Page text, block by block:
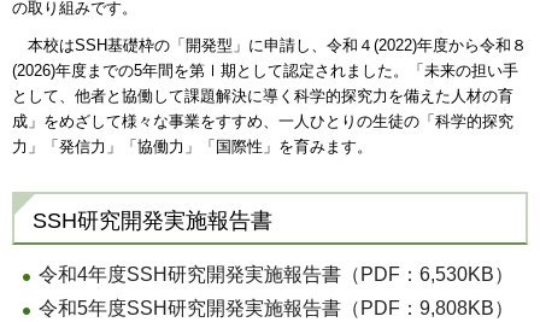
の取り組みです。
本校はSSH基礎枠の「開発型」に申請し、令和４(2022)年度から令和８
(2026)年度までの5年間を第Ⅰ期として認定されました。「未来の担い手
として、他者と協働して課題解決に導く科学的探究力を備えた人材の育
成」をめざして様々な事業をすすめ、一人ひとりの生徒の「科学的探究
力」「発信力」「協働力」「国際性」を育みます。
SSH研究開発実施報告書
令和4年度SSH研究開発実施報告書（PDF：6,530KB）
令和5年度SSH研究開発実施報告書（PDF：9,808KB）